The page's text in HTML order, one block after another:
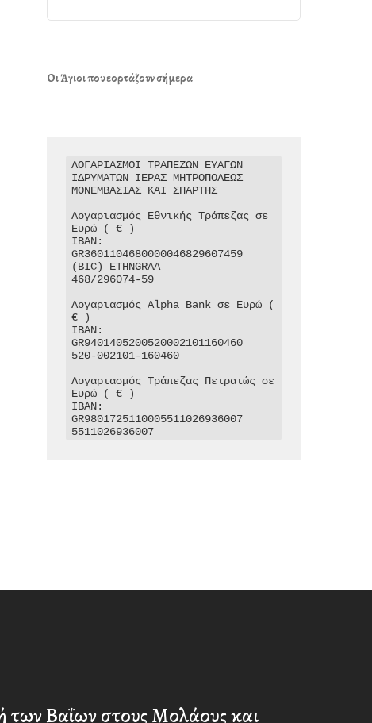
Οι Άγιοι που εορτάζουν σήμερα
ΛΟΓΑΡΙΑΣΜΟΙ ΤΡΑΠΕΖΩΝ ΕΥΑΓΩΝ
ΙΔΡΥΜΑΤΩΝ ΙΕΡΑΣ ΜΗΤΡΟΠΟΛΕΩΣ
ΜΟΝΕΜΒΑΣΙΑΣ ΚΑΙ ΣΠΑΡΤΗΣ
Λογαριασμός Εθνικής Τράπεζας σε
Ευρώ ( € )
IBAN:
GR3601104680000046829607459
(BIC) ETHNGRAA
468/296074-59
Λογαριασμός Alpha Bank σε Ευρώ (
€ )
IBAN:
GR9401405200520002101160460
520-002101-160460
Λογαριασμός Τράπεζας Πειραιώς σε
Ευρώ ( € )
IBAN:
GR9801725110005511026936007
5511026936007
των Βαΐων στους Μολάους και